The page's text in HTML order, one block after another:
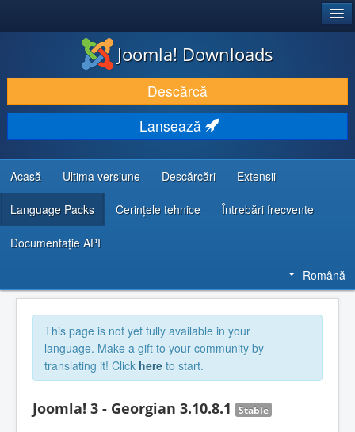
DESCARCĂ & ȘI EXTINDE
DESCOPERĂ & ÎNVAȚĂ
COMUNITATE & SUPORT
RESURSE DEZVOLTATORI
Joomla! Downloads
Descărcă
Lansează
Acasă Ultima versiune Descărcări Extensii
Language Packs Cerințele tehnice Întrebări frecvente
Documentaţie API
Română
This page is not yet fully available in your
language. Make a gift to your community by
translating it! Click here to start.
Joomla! 3 - Georgian 3.10.8.1 Stable